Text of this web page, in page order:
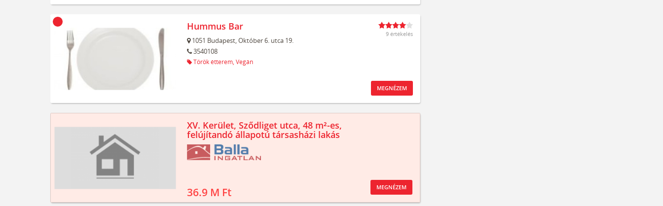
Hummus Bar
1051 Budapest,Október 6. utca 19.
3540108
Török étterem, Vegán
9 értékelés
MEGNÉZEM
XV. Kerület, Sződliget utca, 48 m²-es,
felújítandó állapotú társasházi lakás
36.9 M Ft MEGNÉZEM